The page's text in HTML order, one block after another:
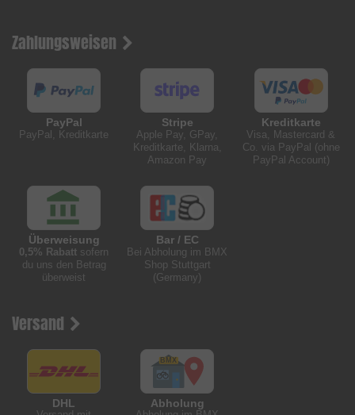
Zahlungsweisen
PayPal
PayPal, Kreditkarte
Stripe
Apple Pay, GPay,
Kreditkarte, Klarna,
Amazon Pay
Kreditkarte
Visa, Mastercard &
Co. via PayPal (ohne
PayPal Account)
Überweisung
0,5% Rabatt sofern
du uns den Betrag
überweist
Bar / EC
Bei Abholung im BMX
Shop Stuttgart
(Germany)
Versand
DHL Abholung